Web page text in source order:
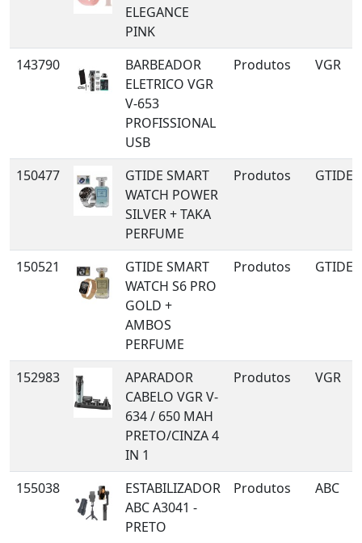
ELEGANCE
PINK
143790
BARBEADOR
ELETRICO VGR
V-653
PROFISSIONAL
USB
Produtos VGR
150477
GTIDE SMART
WATCH POWER
SILVER + TAKA
PERFUME
Produtos GTIDE
150521
GTIDE SMART
WATCH S6 PRO
GOLD +
AMBOS
PERFUME
Produtos GTIDE
152983
APARADOR
CABELO VGR V-
634 / 650 MAH
PRETO/CINZA 4
IN 1
Produtos VGR
155038
ESTABILIZADOR
ABC A3041 -
PRETO
Produtos ABC